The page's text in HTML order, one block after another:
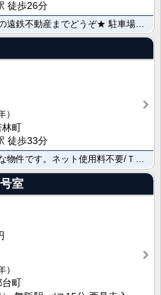
徒歩26分
★お問い合わせは地域密着、安心の遠鉄不動産までどうぞ★ 駐車場１台付き！ネット無料１ＤＫです☆ バス･･･
）
町
徒歩33分
電子ロックで一人暮らしでも安心な物件です。ネット使用料不要/ＴＶインターホン/クローゼット/シューズ･･･
室
）
町